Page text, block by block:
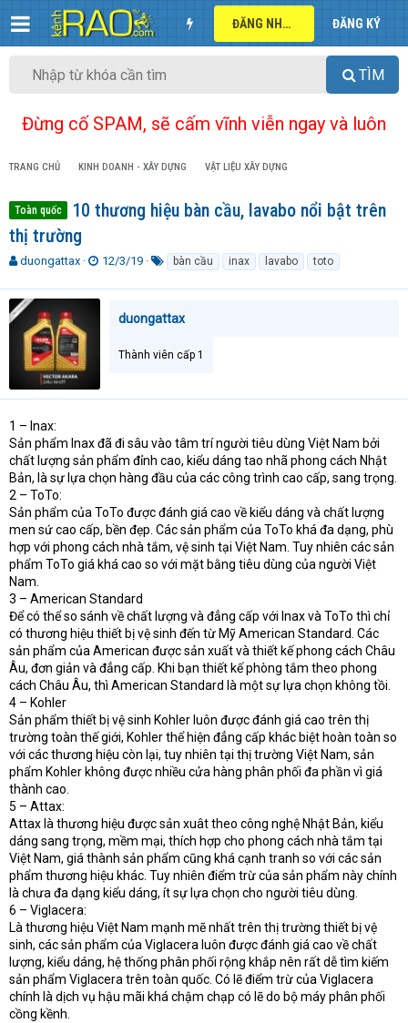
ĐĂNG NHẬP ĐĂNG KÝ
TÌM
Đừng cố SPAM, sẽ cấm vĩnh viễn ngay và luôn
TRANG CHỦ KINH DOANH - XÂY DỰNG VẬT LIỆU XÂY DỰNG
Toàn quốc
10 thương hiệu bàn cầu, lavabo nổi bật trên
thị trường
T
r
e
d
s
a
t
e
r
duongattax
N
à
12/3/19
k
ó
bàn cầu inax lavabo toto
duongattax
Thành viên cấp 1
1 – Inax:
Sản phẩm Inax đã đi sâu vào tâm trí người tiêu dùng Việt Nam bởi
chất lượng sản phẩm đỉnh cao, kiểu dáng tao nhã phong cách Nhật
Bản, là sự lựa chọn hàng đầu của các công trình cao cấp, sang trọng.
2 – ToTo:
Sản phẩm của ToTo được đánh giá cao về kiểu dáng và chất lượng
men sứ cao cấp, bền đẹp. Các sản phẩm của ToTo khá đa dạng, phù
hợp với phong cách nhà tắm, vệ sinh tại Việt Nam. Tuy nhiên các sản
phẩm ToTo giá khá cao so với mặt bằng tiêu dùng của người Việt
Nam.
3 – American Standard
Để có thể so sánh về chất lượng và đẳng cấp với Inax và ToTo thì chỉ
có thương hiệu thiết bị vệ sinh đến từ Mỹ American Standard. Các
sản phẩm của American được sản xuất và thiết kế phong cách Châu
Âu, đơn giản và đẳng cấp. Khi bạn thiết kế phòng tắm theo phong
cách Châu Âu, thì American Standard là một sự lựa chọn không tồi.
4 – Kohler
Sản phẩm thiết bị vệ sinh Kohler luôn được đánh giá cao trên thị
trường toàn thế giới, Kohler thể hiện đẳng cấp khác biệt hoàn toàn so
với các thương hiệu còn lại, tuy nhiên tại thị trường Việt Nam, sản
phẩm Kohler không được nhiều cửa hàng phân phối đa phần vì giá
thành cao.
5 – Attax:
Attax là thương hiệu được sản xuât theo công nghệ Nhật Bản, kiểu
dáng sang trọng, mềm mại, thích hợp cho phong cách nhà tắm tại
Việt Nam, giá thành sản phẩm cũng khá cạnh tranh so với các sản
phẩm thương hiệu khác. Tuy nhiên điểm trừ của sản phẩm này chính
là chưa đa dạng kiểu dáng, ít sự lựa chọn cho người tiêu dùng.
6 – Viglacera:
Là thương hiệu Việt Nam mạnh mẽ nhất trên thị trường thiết bị vệ
sinh, các sản phẩm của Viglacera luôn được đánh giá cao về chất
lượng, kiểu dáng, hệ thống phân phối rộng khắp nên rất dễ tìm kiếm
sản phẩm Viglacera trên toàn quốc. Có lẽ điểm trừ của Viglacera
chính là dịch vụ hậu mãi khá chậm chạp có lẽ do bộ máy phân phối
cồng kềnh.